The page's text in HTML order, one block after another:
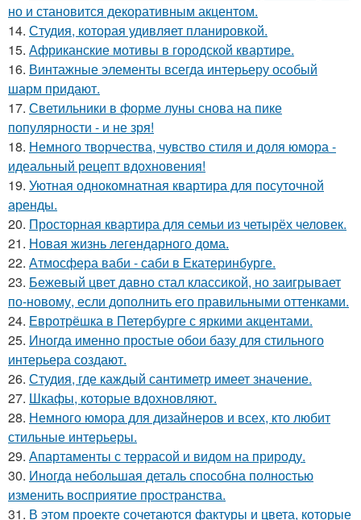
но и становится декоративным акцентом.
14. Студия, которая удивляет планировкой.
15. Африканские мотивы в городской квартире.
16. Винтажные элементы всегда интерьеру особый
шарм придают.
17. Светильники в форме луны снова на пике
популярности - и не зря!
18. Немного творчества, чувство стиля и доля юмора -
идеальный рецепт вдохновения!
19. Уютная однокомнатная квартира для посуточной
аренды.
20. Просторная квартира для семьи из четырёх человек.
21. Новая жизнь легендарного дома.
22. Атмосфера ваби - саби в Екатеринбурге.
23. Бежевый цвет давно стал классикой, но заигрывает
по-новому, если дополнить его правильными оттенками.
24. Евротрёшка в Петербурге с яркими акцентами.
25. Иногда именно простые обои базу для стильного
интерьера создают.
26. Студия, где каждый сантиметр имеет значение.
27. Шкафы, которые вдохновляют.
28. Немного юмора для дизайнеров и всех, кто любит
стильные интерьеры.
29. Апартаменты с террасой и видом на природу.
30. Иногда небольшая деталь способна полностью
изменить восприятие пространства.
31. В этом проекте сочетаются фактуры и цвета, которые